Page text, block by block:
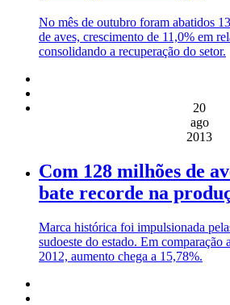
No mês de outubro foram abatidos
de aves, crescimento de 11,0% em
consolidando a recuperação do setor.
20
ago
2013
Com 128 milhões de
bate recorde na
Marca histórica foi impulsionada
sudoeste do estado. Em comparação
2012, aumento chega a 15,78%.